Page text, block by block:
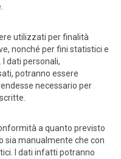
utilizzati per finalità
nonché per fini statistici e
dati personali,
potranno essere
necessario per
a quanto previsto
sia manualmente che con
I dati infatti potranno